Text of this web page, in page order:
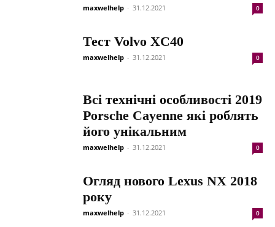
maxwelhelp - 31.12.2021 0
Тест Volvo XC40
maxwelhelp - 31.12.2021 0
Всі технічні особливості 2019
Porsche Cayenne які роблять
його унікальним
maxwelhelp - 31.12.2021 0
Огляд нового Lexus NX 2018
року
maxwelhelp - 31.12.2021 0